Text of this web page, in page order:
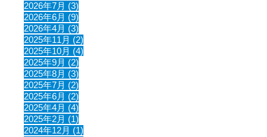
2026年7月 (3)
2026年6月 (9)
2026年4月 (3)
2025年11月 (2)
2025年10月 (4)
2025年9月 (2)
2025年8月 (3)
2025年7月 (2)
2025年6月 (2)
2025年4月 (4)
2025年2月 (1)
2024年12月 (1)